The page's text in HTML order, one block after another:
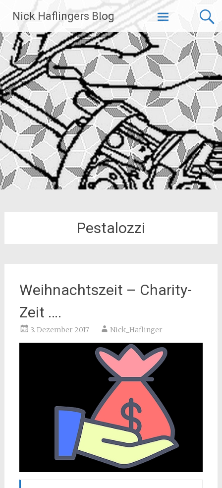
Inhalt
springen
Nick Haflingers Blog
Pestalozzi
Weihnachtszeit – Charity-
Zeit ….
3. Dezember 2017 Nick_Haflinger